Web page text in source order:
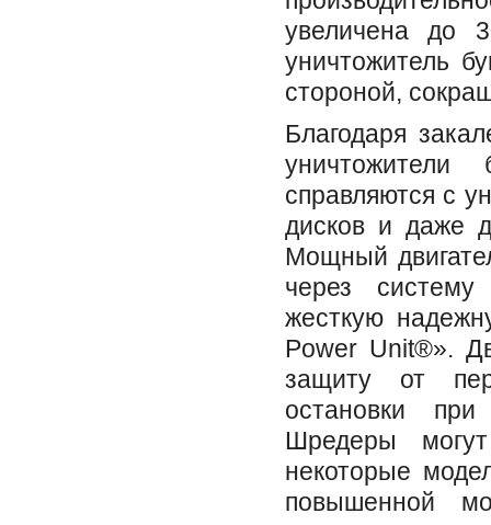
увеличена до
уничтожитель
стороной,
Благодаря
справляются с
дисков и даже
Мощный
через
жесткую
Power Unit®».
защиту от
остановки
Шредеры
некоторые
повышенной